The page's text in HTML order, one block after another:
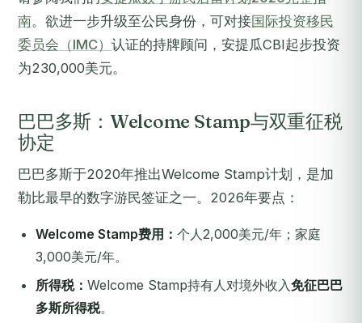
南。欲进一步升级至公民身份，可对接国际投资移民
委员会（IMC） 认证的持牌顾问，安提瓜CBI起步投资
为230,000美元。
巴巴多斯：Welcome Stamp与双重征税
协定
巴巴多斯于2020年推出Welcome Stamp计划，是加
勒比最早的数字游民签证之一。2026年要点：
Welcome Stamp费用： 个人2,000美元/年；家庭
3,000美元/年。
所得税： Welcome Stamp持有人对境外收入免征巴巴
多斯所得税。